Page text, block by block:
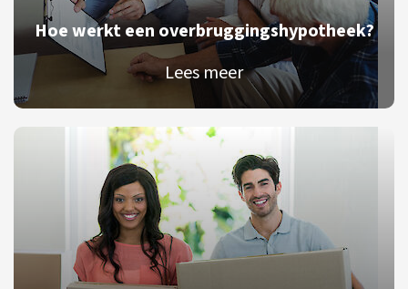
Hoe werkt een overbruggingshypotheek?
Lees meer